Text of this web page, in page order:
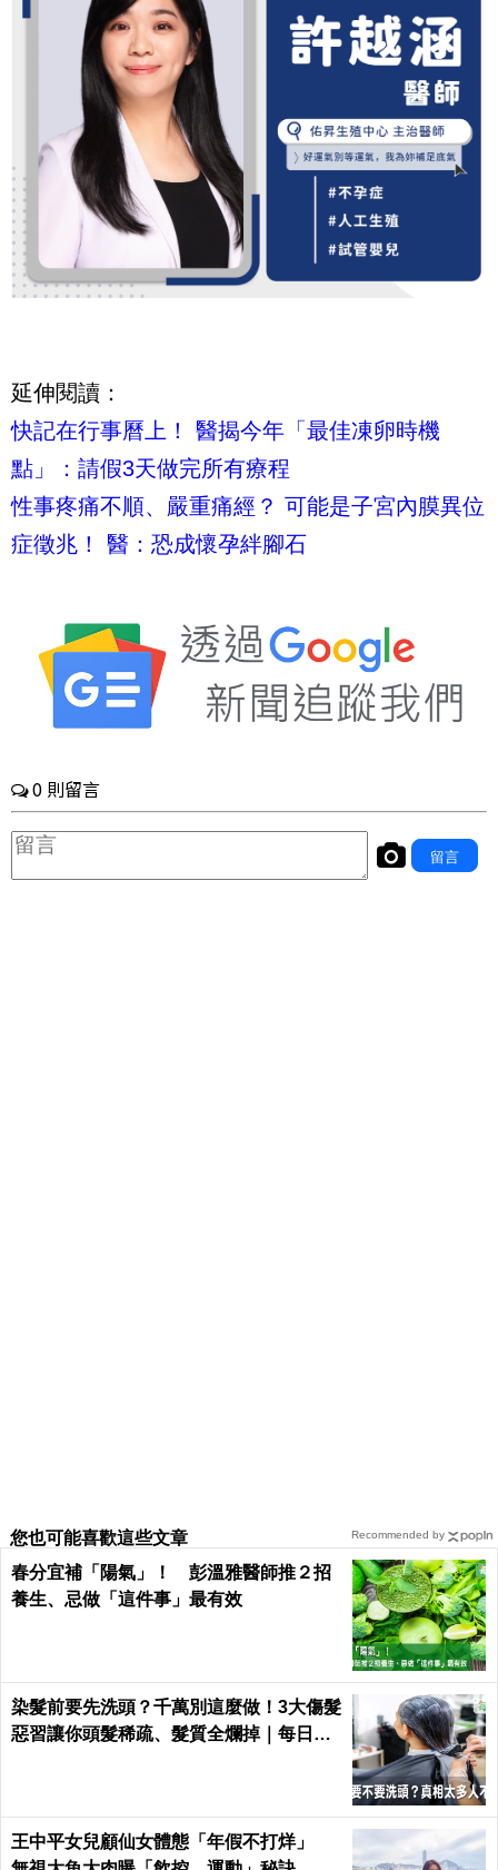
延伸閱讀：
快記在行事曆上！ 醫揭今年「最佳凍卵時機
點」：請假3天做完所有療程
性事疼痛不順、嚴重痛經？ 可能是子宮內膜異位
症徵兆！ 醫：恐成懷孕絆腳石
您也可能喜歡這些文章
春分宜補「陽氣」！ 彭溫雅醫師推２招
養生、忌做「這件事」最有效
染髮前要先洗頭？千萬別這麼做！3大傷髮
惡習讓你頭髮稀疏、髮質全爛掉｜每日健
王中平女兒顧仙女體態「年假不打烊」
Recommended by